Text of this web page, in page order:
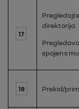
17
direktorija.
spojen s
18 Prekid/